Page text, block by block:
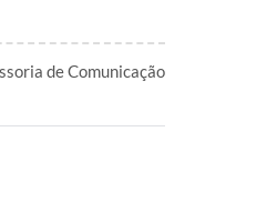
de Comunicação